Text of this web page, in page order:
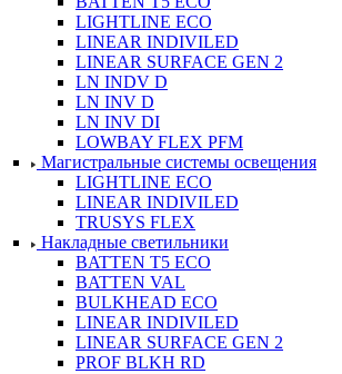
LIGHTLINE ECO
LINEAR INDIVILED
LINEAR SURFACE GEN 2
LN INDV D
LN INV D
LN INV DI
LOWBAY FLEX PFM
Магистральные системы освещения
LIGHTLINE ECO
LINEAR INDIVILED
TRUSYS FLEX
Накладные светильники
BATTEN T5 ECO
BATTEN VAL
BULKHEAD ECO
LINEAR INDIVILED
LINEAR SURFACE GEN 2
PROF BLKH RD